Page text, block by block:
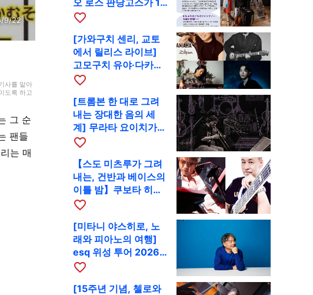
9/22
사를 맡아
도록 하고
그 순
팬들
는 매
오 로스 판당고스가 10
월 9일 RAG에서 공연
favorite_border
[가와구치 센리, 교토
에서 릴리스 라이브]
고모구치 유야·다카하
시 요시키·도모다 준과
favorite_border
[트롬본 한 대로 그려
내는 장대한 음의 세
계] 무라타 요이치가
CD 발매 기념 투어로
favorite_border
【스도 미츠루가 그려
내는, 건반과 베이스의
이틀 밤】쿠보타 히로
시, 후지이 소라, 하나
서 공동 출연
favorite_border
[미타니 야스히로, 노
래와 피아노의 여행]
esq 위성 투어 2026
교토 공연을 10월에 개
favorite_border
[15주년 기념, 첼로와